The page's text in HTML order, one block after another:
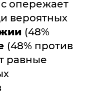
опережает
вероятных
(48%
(48% против
равные